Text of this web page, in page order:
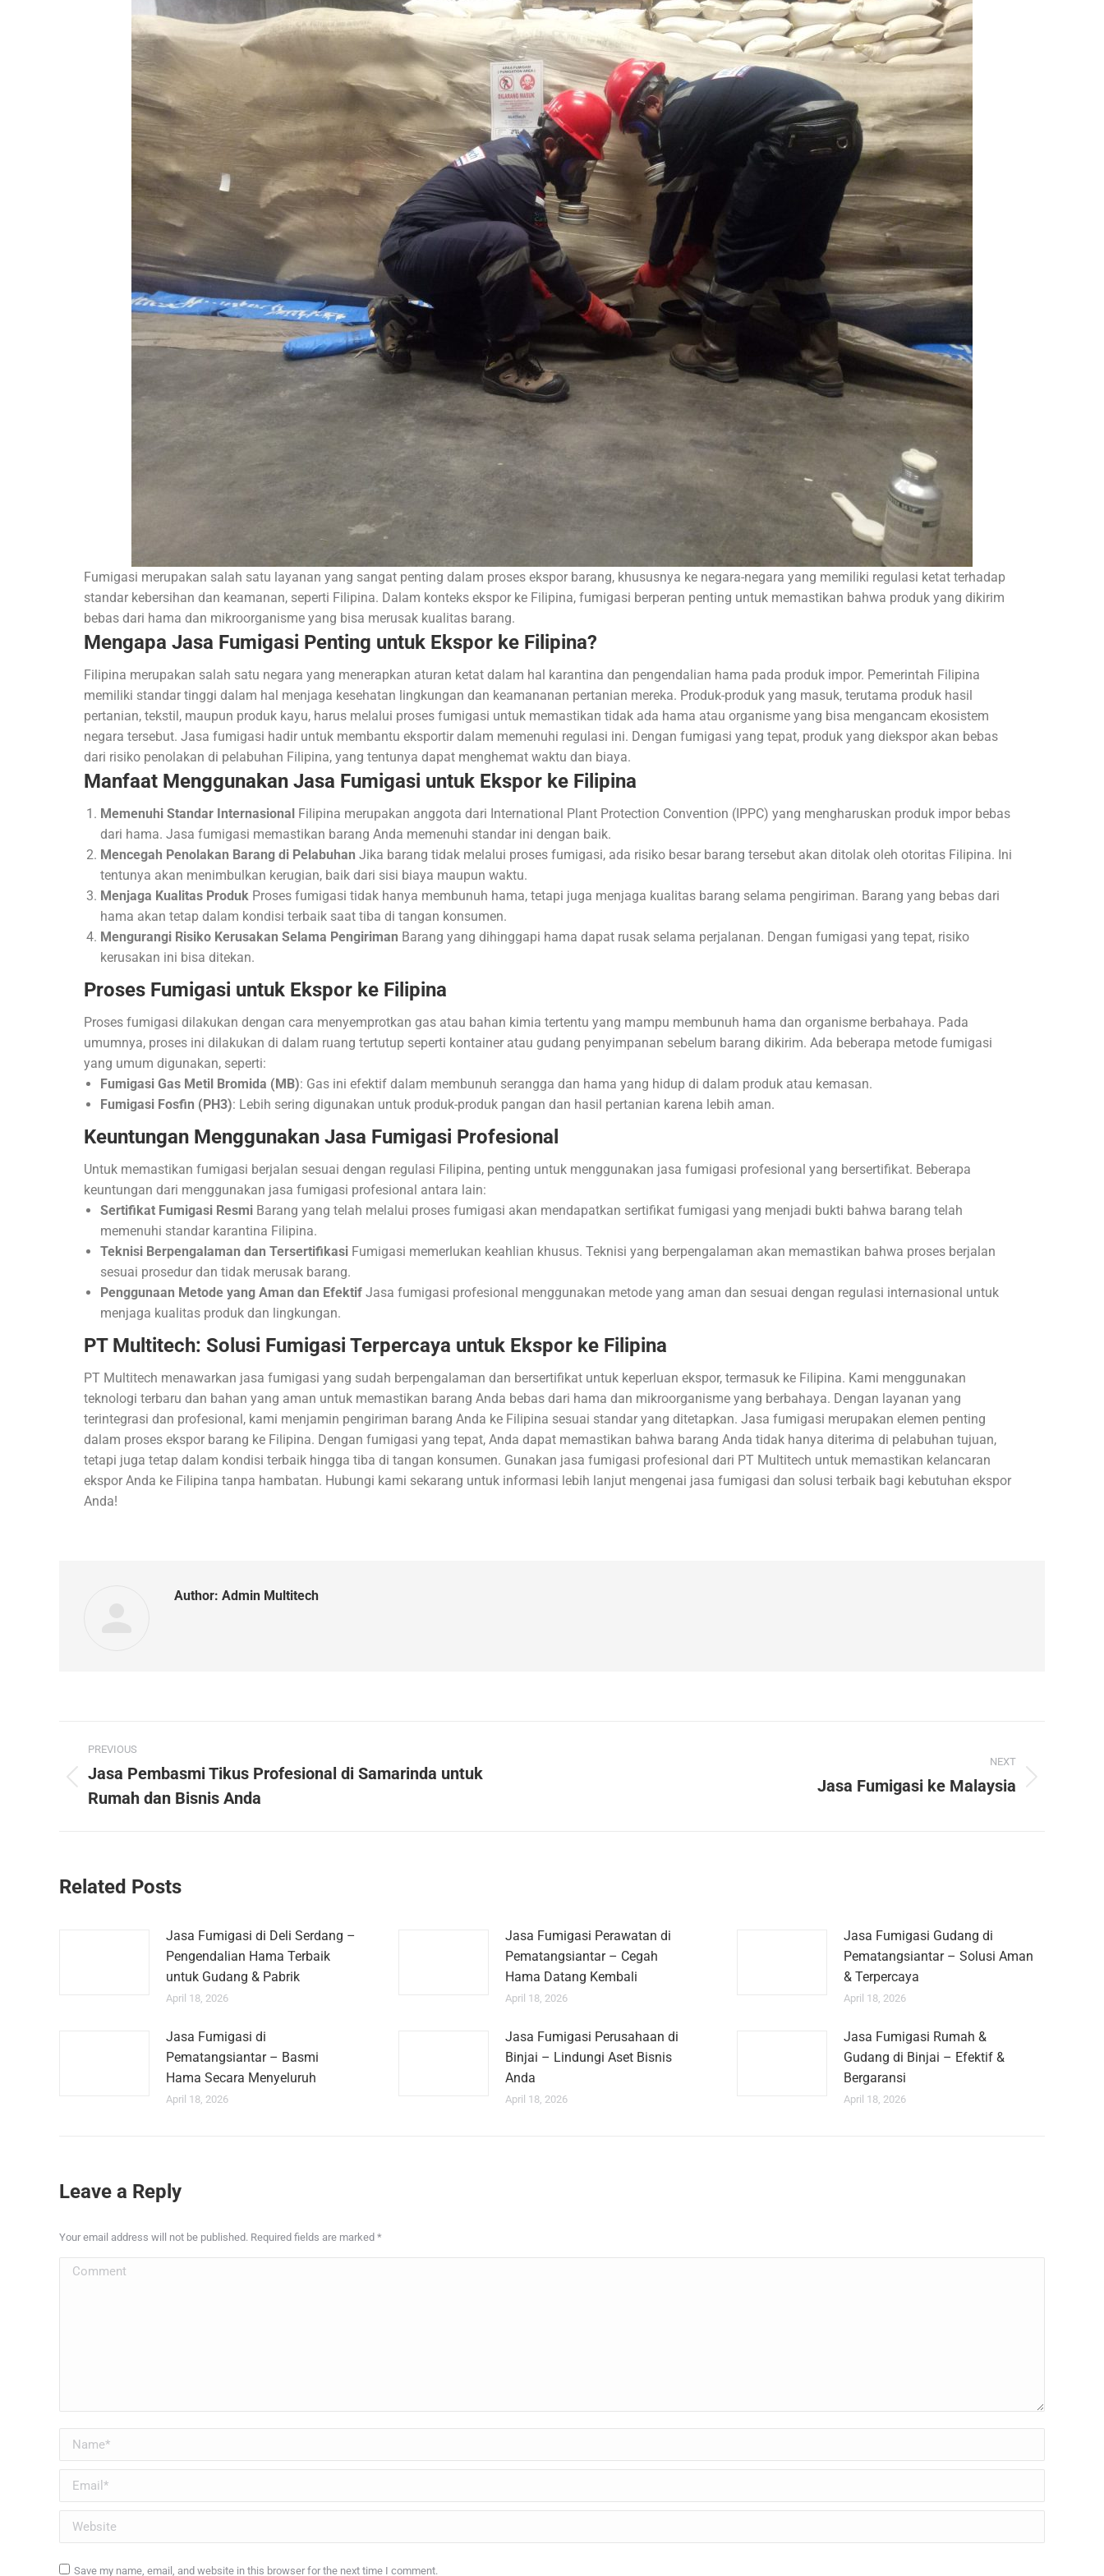
Fumigasi merupakan salah satu layanan yang sangat penting dalam proses ekspor barang, khususnya ke negara-negara yang memiliki regulasi ketat terhadap
standar kebersihan dan keamanan, seperti Filipina. Dalam konteks ekspor ke Filipina, fumigasi berperan penting untuk memastikan bahwa produk yang dikirim
bebas dari hama dan mikroorganisme yang bisa merusak kualitas barang.
Mengapa Jasa Fumigasi Penting untuk Ekspor ke Filipina?
Filipina merupakan salah satu negara yang menerapkan aturan ketat dalam hal karantina dan pengendalian hama pada produk impor. Pemerintah Filipina
memiliki standar tinggi dalam hal menjaga kesehatan lingkungan dan keamananan pertanian mereka. Produk-produk yang masuk, terutama produk hasil
pertanian, tekstil, maupun produk kayu, harus melalui proses fumigasi untuk memastikan tidak ada hama atau organisme yang bisa mengancam ekosistem
negara tersebut. Jasa fumigasi hadir untuk membantu eksportir dalam memenuhi regulasi ini. Dengan fumigasi yang tepat, produk yang diekspor akan bebas
dari risiko penolakan di pelabuhan Filipina, yang tentunya dapat menghemat waktu dan biaya.
Manfaat Menggunakan Jasa Fumigasi untuk Ekspor ke Filipina
Memenuhi Standar Internasional Filipina merupakan anggota dari International Plant Protection Convention (IPPC) yang mengharuskan produk impor bebas
dari hama. Jasa fumigasi memastikan barang Anda memenuhi standar ini dengan baik.
Mencegah Penolakan Barang di Pelabuhan Jika barang tidak melalui proses fumigasi, ada risiko besar barang tersebut akan ditolak oleh otoritas Filipina. Ini
tentunya akan menimbulkan kerugian, baik dari sisi biaya maupun waktu.
Menjaga Kualitas Produk Proses fumigasi tidak hanya membunuh hama, tetapi juga menjaga kualitas barang selama pengiriman. Barang yang bebas dari
hama akan tetap dalam kondisi terbaik saat tiba di tangan konsumen.
Mengurangi Risiko Kerusakan Selama Pengiriman Barang yang dihinggapi hama dapat rusak selama perjalanan. Dengan fumigasi yang tepat, risiko
kerusakan ini bisa ditekan.
Proses Fumigasi untuk Ekspor ke Filipina
Proses fumigasi dilakukan dengan cara menyemprotkan gas atau bahan kimia tertentu yang mampu membunuh hama dan organisme berbahaya. Pada
umumnya, proses ini dilakukan di dalam ruang tertutup seperti kontainer atau gudang penyimpanan sebelum barang dikirim. Ada beberapa metode fumigasi
yang umum digunakan, seperti:
Fumigasi Gas Metil Bromida (MB): Gas ini efektif dalam membunuh serangga dan hama yang hidup di dalam produk atau kemasan.
Fumigasi Fosfin (PH3): Lebih sering digunakan untuk produk-produk pangan dan hasil pertanian karena lebih aman.
Keuntungan Menggunakan Jasa Fumigasi Profesional
Untuk memastikan fumigasi berjalan sesuai dengan regulasi Filipina, penting untuk menggunakan jasa fumigasi profesional yang bersertifikat. Beberapa
keuntungan dari menggunakan jasa fumigasi profesional antara lain:
Sertifikat Fumigasi Resmi Barang yang telah melalui proses fumigasi akan mendapatkan sertifikat fumigasi yang menjadi bukti bahwa barang telah
memenuhi standar karantina Filipina.
Teknisi Berpengalaman dan Tersertifikasi Fumigasi memerlukan keahlian khusus. Teknisi yang berpengalaman akan memastikan bahwa proses berjalan
sesuai prosedur dan tidak merusak barang.
Penggunaan Metode yang Aman dan Efektif Jasa fumigasi profesional menggunakan metode yang aman dan sesuai dengan regulasi internasional untuk
menjaga kualitas produk dan lingkungan.
PT Multitech: Solusi Fumigasi Terpercaya untuk Ekspor ke Filipina
PT Multitech menawarkan jasa fumigasi yang sudah berpengalaman dan bersertifikat untuk keperluan ekspor, termasuk ke Filipina. Kami menggunakan
teknologi terbaru dan bahan yang aman untuk memastikan barang Anda bebas dari hama dan mikroorganisme yang berbahaya. Dengan layanan yang
terintegrasi dan profesional, kami menjamin pengiriman barang Anda ke Filipina sesuai standar yang ditetapkan. Jasa fumigasi merupakan elemen penting
dalam proses ekspor barang ke Filipina. Dengan fumigasi yang tepat, Anda dapat memastikan bahwa barang Anda tidak hanya diterima di pelabuhan tujuan,
tetapi juga tetap dalam kondisi terbaik hingga tiba di tangan konsumen. Gunakan jasa fumigasi profesional dari PT Multitech untuk memastikan kelancaran
ekspor Anda ke Filipina tanpa hambatan. Hubungi kami sekarang untuk informasi lebih lanjut mengenai jasa fumigasi dan solusi terbaik bagi kebutuhan ekspor
Anda!
Author: Admin Multitech
PREVIOUS
Jasa Pembasmi Tikus Profesional di Samarinda untuk
Rumah dan Bisnis Anda
NEXT
Jasa Fumigasi ke Malaysia
Related Posts
Jasa Fumigasi di Deli Serdang –
Pengendalian Hama Terbaik
untuk Gudang & Pabrik
April 18, 2026
Jasa Fumigasi Perawatan di
Pematangsiantar – Cegah
Hama Datang Kembali
April 18, 2026
Jasa Fumigasi Gudang di
Pematangsiantar – Solusi Aman
& Terpercaya
April 18, 2026
Jasa Fumigasi di
Pematangsiantar – Basmi
Hama Secara Menyeluruh
April 18, 2026
Jasa Fumigasi Perusahaan di
Binjai – Lindungi Aset Bisnis
Anda
April 18, 2026
Jasa Fumigasi Rumah &
Gudang di Binjai – Efektif &
Bergaransi
April 18, 2026
Leave a Reply
Your email address will not be published. Required fields are marked *
Comment
Name *
Email *
Website
Save my name, email, and website in this browser for the next time I comment.